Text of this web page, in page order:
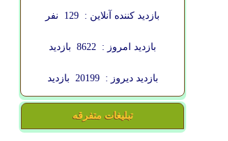
بازدید کننده آنلاین : 129 نفر
بازدید امروز : 8622 بازدید
بازدید دیروز : 20199 بازدید
تبلیغات متفرقه